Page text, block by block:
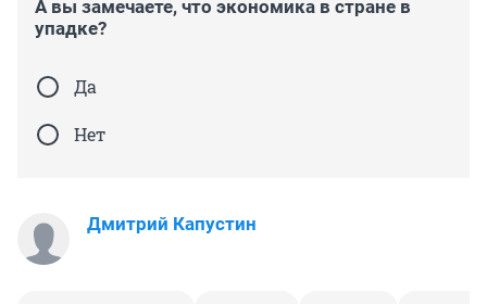
А вы замечаете, что экономика в стране в
упадке?
Да
Нет
Дмитрий Капустин